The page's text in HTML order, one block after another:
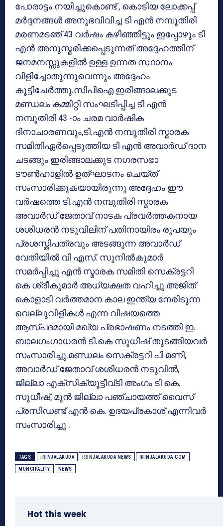
പോരാട്ടം നയിച്ചുകൊണ്ട് , കൊടിയ ലോക്കപ്പ്
മർദ്ദനങ്ങൾ അനുഭവിവിച്ച ടി എൻ നമ്പൂതിരി
മരണമടഞ് 43 വർഷം കഴിഞ്ഞിട്ടും ഇപ്പോഴും ടി
എൻ അനുസ്മരിക്കപ്പെടുന്നത് അദ്ദേഹത്തിന്
ജനമനസ്സുകളിൽ ഉള്ള ഉന്നത സ്ഥാനം
വിളിച്ചോതുന്നുവെന്നും അദ്ദേഹം
കൂട്ടിചേർത്തു.സിപിഐ ഇരിങ്ങാലക്കുട
മണ്ഡലം കമ്മിറ്റി സംഘടിപ്പിച്ച ടി എൻ
നമ്പൂതിരി 43 -ാം ചരമ വാർഷിക
ദിനാചാരണവും,ടി.എൻ നമ്പൂതിരി സ്മാരക
സമിതിഏർപ്പെടുത്തിയ ടി എൻ അവാർഡ് ദാന
ചടങ്ങും ഇരിങ്ങാലക്കുട നഗരസഭാ
ടൗൺഹാളിൽ ഉത്ഘാടനം ചെയ്‌ത്‌
സംസാരിക്കുകയായിരുന്നു അദ്ദേഹം ഈ
വർഷത്തെ ടി.എൻ നമ്പൂതിരി സ്മാരക
അവാർഡ് ജേതാവ് നാടക പ്രവർത്തകനായ
ശശിധരൻ നടുവിലിന് പതിനായിരം രൂപയും
പ്രശസ്തിപത്രവും അടങ്ങുന്ന അവാർഡ്
വേതിയിൽ വി എസ്. സുനിൽകുമാർ
സമർപ്പിച്ചു എൻ സ്മാരക സമിതി സെക്രട്ടറി
കെ ശ്രീകുമാർ അധ്യക്ഷത വഹിച്ചു.അജിത്
കൊളാടി വർത്തമാന കാല ഇന്ത്യ നേരിടുന്ന
വെല്ലുവിളികൾ എന്ന വിഷയത്തെ
ആസ്പദമായി മഖ്യ പ്രഭാഷണം നടത്തി ഇ.
ബാലഗംഗാധരൻ ടി.കെ സുധീഷ് തുടങ്ങിയവർ
സംസാരിച്ചു.മണ്ഡലം സെക്രട്ടറി പി മണി,
അവാർഡ് ജേതാവ് ശശിധരൻ നടുവിൽ,
ജില്ലാ എക്സിക്യൂട്ടീവ്ടി അംഗം ടി കെ.
സുധീഷ്, മുൻ ജില്ലാ പഞ്ചായത്ത്‌ വൈസ്
പ്രസിഡണ്ട്‌ എൻ കെ. ഉദയപ്രകാശ് എന്നിവർ
സംസാരിച്ചു .
TAGS IRINJALAKUDA IRINJALAKUDA NEWS IRINJALAKUDA.COM
MUNCIPALITY NEWS
Hot this week